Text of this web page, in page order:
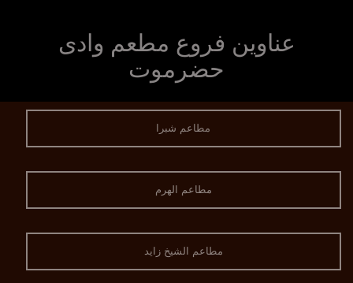
عناوين فروع مطعم وادى
حضرموت
مطاعم شبرا
مطاعم الهرم
مطاعم الشيخ زايد